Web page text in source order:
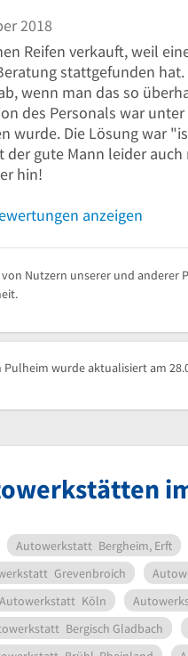
2018
Reifen verkauft, weil
stattgefunden
wenn man das so
des Personals war
wurde. Die Lösung war
gute Mann leider auch
hin!
anzeigen
Nutzern unserer und anderer
wurde aktualisiert am
Autowerkstatt Bergheim, Erft
Grevenbroich
Autowerkstatt Köln
Bergisch Gladbach